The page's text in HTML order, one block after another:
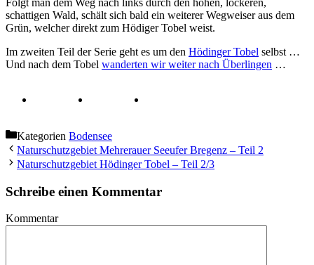
Folgt man dem Weg nach links durch den hohen, lockeren,
schattigen Wald, schält sich bald ein weiterer Wegweiser aus dem
Grün, welcher direkt zum Hödiger Tobel weist.
Im zweiten Teil der Serie geht es um den Hödinger Tobel selbst …
Und nach dem Tobel wanderten wir weiter nach Überlingen …
Kategorien Bodensee
Naturschutzgebiet Mehrerauer Seeufer Bregenz – Teil 2
Naturschutzgebiet Hödinger Tobel – Teil 2/3
Schreibe einen Kommentar
Kommentar